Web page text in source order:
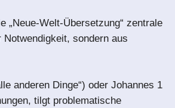
„Neue-Welt-Übersetzung“ zentrale
sondern aus
anderen Dinge“) oder Johannes 1
tilgt problematische